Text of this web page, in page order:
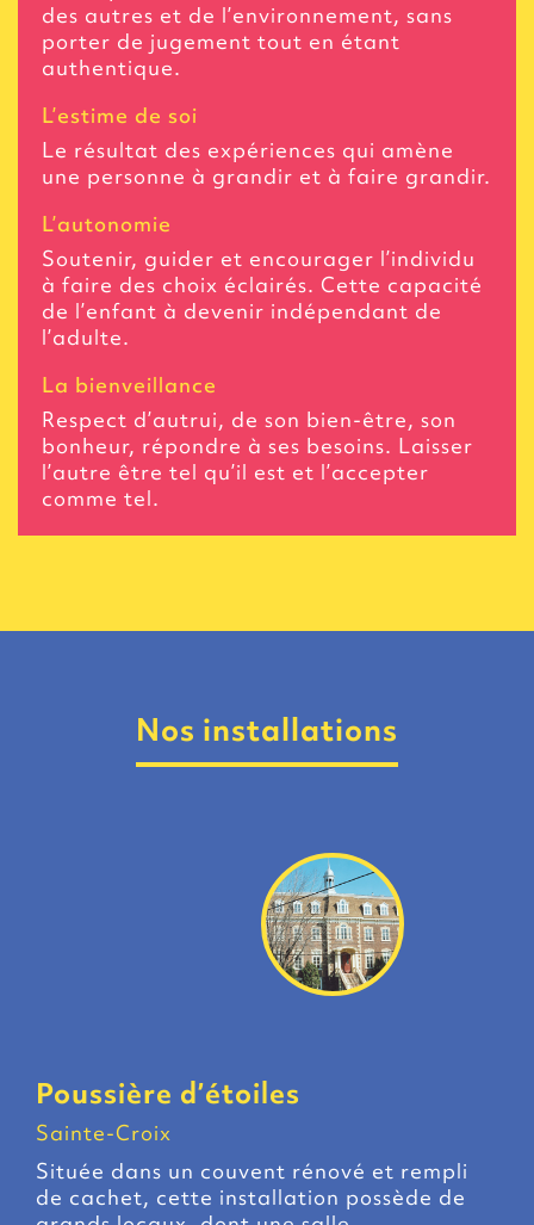
des autres et de l’environnement, sans
porter de jugement tout en étant
authentique.
L’estime de soi
Le résultat des expériences qui amène
une personne à grandir et à faire grandir.
L’autonomie
Soutenir, guider et encourager l’individu
à faire des choix éclairés. Cette capacité
de l’enfant à devenir indépendant de
l’adulte.
La bienveillance
Respect d’autrui, de son bien-être, son
bonheur, répondre à ses besoins. Laisser
l’autre être tel qu’il est et l’accepter
comme tel.
Nos installations
Poussière d’étoiles
Sainte-Croix
Située dans un couvent rénové et rempli
de cachet, cette installation possède de